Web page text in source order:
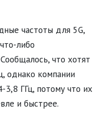
частоты для 5G,
либо
что хотят
однако компании
3,8 ГГц, потому что их
и быстрее.